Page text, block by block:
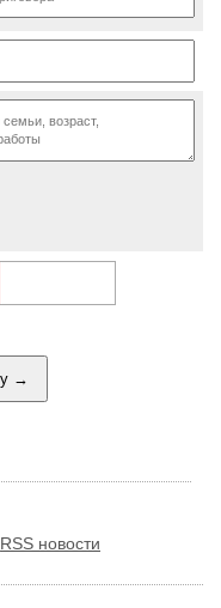
RSS новости